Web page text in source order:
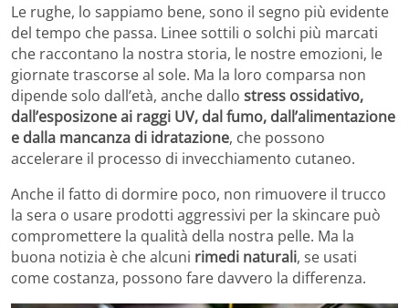
Le rughe, lo sappiamo bene, sono il segno più evidente
del tempo che passa. Linee sottili o solchi più marcati
che raccontano la nostra storia, le nostre emozioni, le
giornate trascorse al sole. Ma la loro comparsa non
dipende solo dall’età, anche dallo stress ossidativo,
dall’esposizone ai raggi UV, dal fumo, dall’alimentazione
e dalla mancanza di idratazione, che possono
accelerare il processo di invecchiamento cutaneo.
Anche il fatto di dormire poco, non rimuovere il trucco
la sera o usare prodotti aggressivi per la skincare può
compromettere la qualità della nostra pelle. Ma la
buona notizia è che alcuni rimedi naturali, se usati
come costanza, possono fare davvero la differenza.